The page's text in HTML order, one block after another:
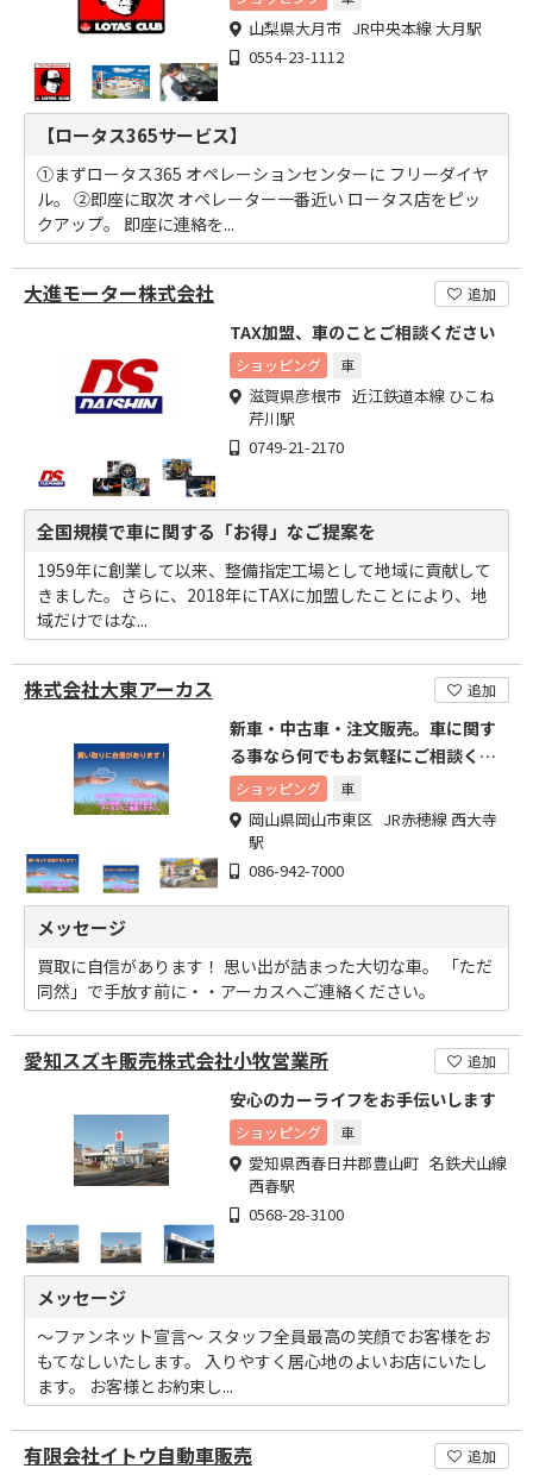
山梨県大月市 JR中央本線 大月駅
0554-23-1112
【ロータス365サービス】
①まずロータス365 オペレーションセンターに フリーダイヤ
ル。 ②即座に取次 オペレーター一番近い ロータス店をピッ
クアップ。 即座に連絡を...
大進モーター株式会社 追加
TAX加盟、車のことご相談ください
ショッピング 車
滋賀県彦根市 近江鉄道本線 ひこね
芹川駅
0749-21-2170
全国規模で車に関する「お得」なご提案を
1959年に創業して以来、整備指定工場として地域に貢献して
きました。さらに、2018年にTAXに加盟したことにより、地
域だけではな...
株式会社大東アーカス 追加
新車・中古車・注文販売。車に関す
る事なら何でもお気軽にご相談くだ
さい。
ショッピング 車
岡山県岡山市東区 JR赤穂線 西大寺
駅
086-942-7000
メッセージ
買取に自信があります！ 思い出が詰まった大切な車。 「ただ
同然」で手放す前に・・アーカスへご連絡ください。
愛知スズキ販売株式会社小牧営業所 追加
安心のカーライフをお手伝いします
ショッピング 車
愛知県西春日井郡豊山町 名鉄犬山線
西春駅
0568-28-3100
メッセージ
～ファンネット宣言～ スタッフ全員最高の笑顔でお客様をお
もてなしいたします。 入りやすく居心地のよいお店にいたし
ます。 お客様とお約束し...
有限会社イトウ自動車販売 追加